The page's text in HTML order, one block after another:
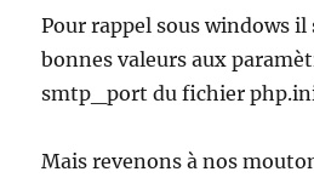
Pour rappel sous windows
bonnes valeurs aux
smtp_port du fichier
Mais revenons à nos